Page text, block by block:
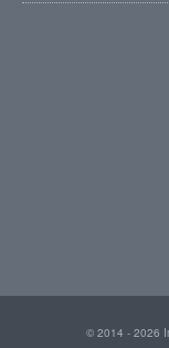
© 2014 - 2026